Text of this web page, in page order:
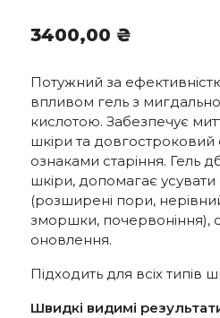
3400,00 ₴
Потужний за
впливом гель з
кислотою. Забезпечує
шкіри та довгостроковий
ознаками старіння. Гель
шкіри, допомагає усувати
(розширені пори,
зморшки, почервоніння),
оновлення.
Підходить для всіх типів
Швидкі видимі